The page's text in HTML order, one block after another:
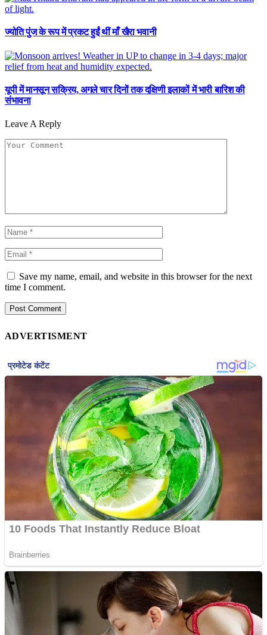
ज्योति पुंज के रूप में प्रकट हुईं थीं माँ खैरा भवानी
यूपी में मानसून सक्रिय, अगले चार दिनों तक दक्षिणी इलाकों में भारी बारिश की
संभावना
Leave A Reply
Save my name, email, and website in this browser for the next
time I comment.
ADVERTISMENT